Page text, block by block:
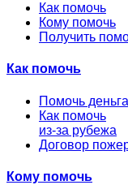
Как помочь
Кому помочь
Получить
Как помочь
Помочь
Как помочь
из-за рубежа
Договор
Кому помочь